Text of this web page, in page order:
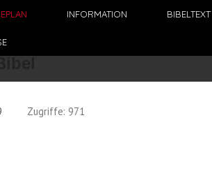
INFORMATION BIBELTEXT
Zugriffe: 971